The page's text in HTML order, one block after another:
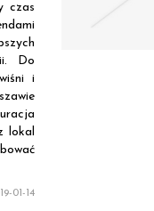
czas
Do
i
lokal
01-14